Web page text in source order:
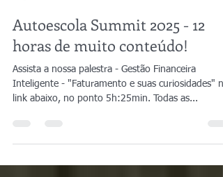
Emerson Santana
10 de fev. de 2025
1 min de leitura
Autoescola Summit 2025 - 12
horas de muito conteúdo!
Assista a nossa palestra - Gestão Financeira